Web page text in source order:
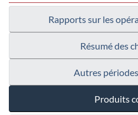
Rapports sur les
Résumé des
Autres
Produits